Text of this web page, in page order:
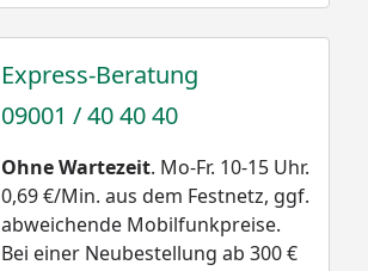
Express-Beratung
09001 / 40 40 40
Ohne Wartezeit. Mo-Fr. 10-15 Uhr.
0,69 €/Min. aus dem Festnetz, ggf.
abweichende Mobilfunkpreise.
Bei einer Neubestellung ab 300 €